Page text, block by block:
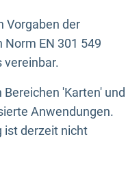
Vorgaben der
EN 301 549
vereinbar.
'Karten' und
Anwendungen.
ist derzeit nicht